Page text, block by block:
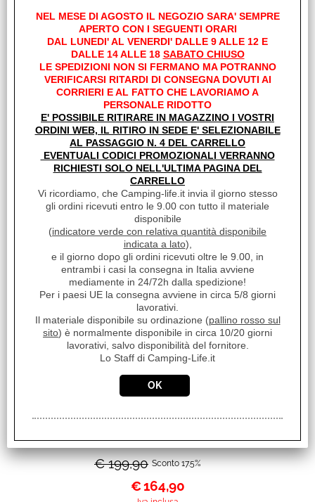
in base a caratteristiche qualitative ed estetiche con l’obiettivo di
distribuire sul mercato solo articoli in grado di soddisfare a pieno
le necessità dei propri clienti.
Caratteristiche tecniche:
Dimensioni piastra: 60 x 36 x 7 cm (larghezza, profondità, altezza)
2 piani cottura a induzione in vetroceramica
9 livelli di potenza
Comandi touch
Potenza: 300 - 2000W / 100 - 1500W
Voltaggio: 230 / 50 Hz
Altezza (Cm) 7
Larghezza (Cm) 36
Lunghezza (Cm) 60
I clienti che hanno acquistato questo prodotto,
hanno scelto anche questi articoli
MULTIUSO AZABACHE
0422086N.C03
€ 199,90 Sconto 17.5%
€164,90
NEL MESE DI AGOSTO IL NEGOZIO SARA' SEMPRE
APERTO CON I SEGUENTI ORARI
DAL LUNEDI' AL VENERDI' DALLE 9 ALLE 12 E
DALLE 14 ALLE 18 SABATO CHIUSO
LE SPEDIZIONI NON SI FERMANO MA POTRANNO
VERIFICARSI RITARDI DI CONSEGNA DOVUTI AI
CORRIERI E AL FATTO CHE LAVORIAMO A
PERSONALE RIDOTTO
E' POSSIBILE RITIRARE IN MAGAZZINO I VOSTRI
ORDINI WEB, IL RITIRO IN SEDE E' SELEZIONABILE
AL PASSAGGIO N. 4 DEL CARRELLO
EVENTUALI CODICI PROMOZIONALI VERRANNO
RICHIESTI SOLO NELL'ULTIMA PAGINA DEL
CARRELLO
Vi ricordiamo, che Camping-life.it invia il giorno stesso
gli ordini ricevuti entro le 9.00 con tutto il materiale
disponibile
(indicatore verde con relativa quantità disponibile
indicata a lato),
e il giorno dopo gli ordini ricevuti oltre le 9.00, in
entrambi i casi la consegna in Italia avviene
mediamente in 24/72h dalla spedizione!
Per i paesi UE la consegna avviene in circa 5/8 giorni
lavorativi.
Il materiale disponibile su ordinazione (pallino rosso sul
sito) è normalmente disponibile in circa 10/20 giorni
lavorativi, salvo disponibilità del fornitore.
Lo Staff di Camping-Life.it